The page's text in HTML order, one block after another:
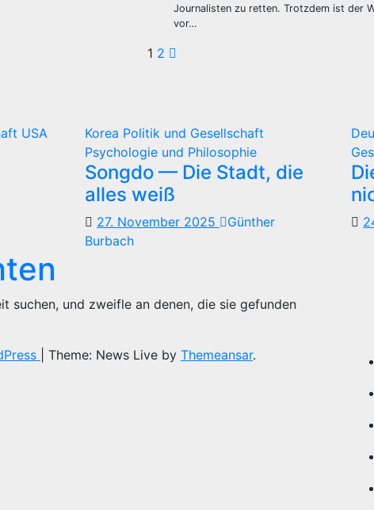
Journalisten zu retten. Trotzdem ist der
vor…
1 2
USA Korea Politik und Gesellschaft
Psychologie und Philosophie
Songdo — Die Stadt, die
alles weiß
27. November 2025
Günther
Burbach
suchen, und zweifle an denen, die sie gefunden
Theme: News Live by Themeansar.